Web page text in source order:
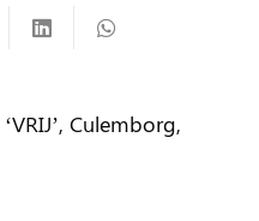
Culemborg,